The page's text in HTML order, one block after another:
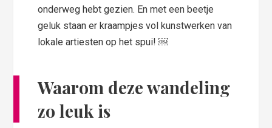
onderweg hebt gezien. En met een beetje
geluk staan er kraampjes vol kunstwerken van
lokale artiesten op het spui! ￼
Waarom deze wandeling
zo leuk is